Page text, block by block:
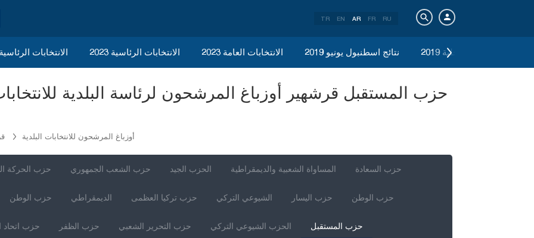
TR EN AR FR RU
2023 الانتخابات الانتخابات الرئاسية 2023 الانتخابات العامة 2023 نتائج اسطنبول يونيو 2019 الانتخابات المحلية 2019
أوزباغ المرشحون للانتخابات البلدية
حزب الحركة حزب الشعب الجمهوري الحزب الجيد المساواة الشعبية والديمقراطية حزب السعادة
حزب الوطن الديمقراطي حزب تركيا العظمى الشيوعي التركي حزب اليسار حزب الوطن
حزب اتحاد حزب الظفر حزب التحرير الشعبي الحزب الشيوعي التركي حزب المستقبل